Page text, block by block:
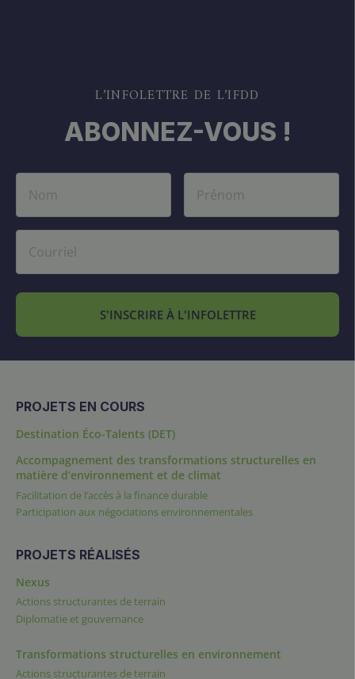
L’INFOLETTRE DE L’IFDD
ABONNEZ-VOUS !
S'INSCRIRE À L'INFOLETTRE
PROJETS EN COURS
Destination Éco-Talents (DET)
Accompagnement des transformations structurelles en
matière d’environnement et de climat
Facilitation de l’accès à la finance durable
Participation aux négociations environnementales
PROJETS RÉALISÉS
Nexus
Actions structurantes de terrain
Diplomatie et gouvernance
Transformations structurelles en environnement
Actions structurantes de terrain